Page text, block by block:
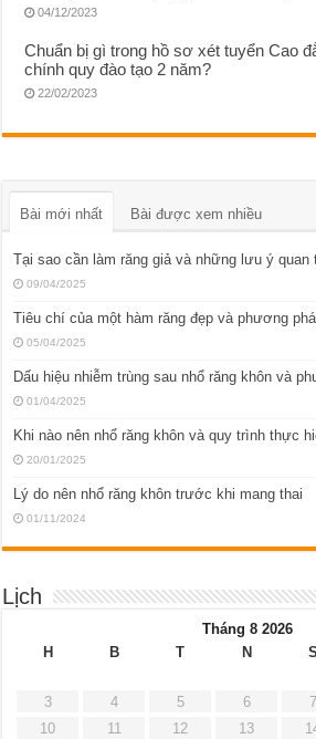
04/12/2023
Chuẩn bị gì trong hồ sơ xét tuyển Cao
chính quy đào tạo 2 năm?
22/02/2023
Bài mới nhất Bài được xem nhiều
Tại sao cần làm răng giả và những lưu ý quan
09/04/2025
Tiêu chí của một hàm răng đẹp và phương
05/04/2025
Dấu hiệu nhiễm trùng sau nhổ răng khôn và
01/04/2025
Khi nào nên nhổ răng khôn và quy trình thực
20/01/2025
Lý do nên nhổ răng khôn trước khi mang thai
01/11/2024
Lịch
Tháng 8 2026
H
B T N S
3
4 5 6 7
10
11 12 13